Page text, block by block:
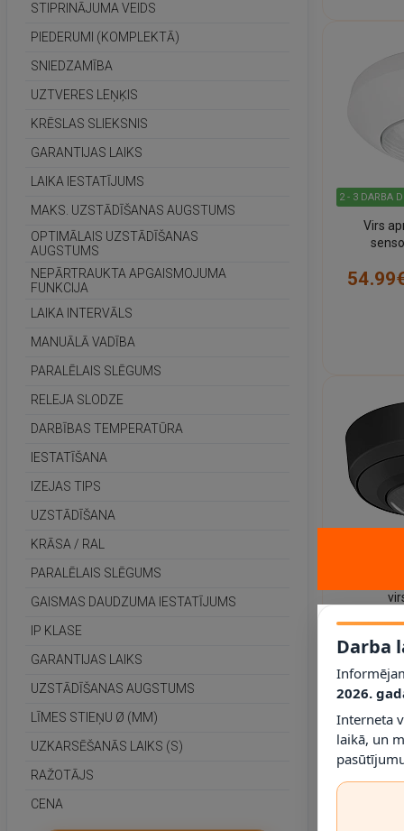
STIPRINĀJUMA VEIDS
PIEDERUMI (KOMPLEKTĀ)
SNIEDZAMĪBA
UZTVERES LEŅĶIS
KRĒSLAS SLIEKSNIS
GARANTIJAS LAIKS
LAIKA IESTATĪJUMS
MAKS. UZSTĀDĪŠANAS AUGSTUMS
OPTIMĀLAIS UZSTĀDĪŠANAS
AUGSTUMS
NEPĀRTRAUKTA APGAISMOJUMA
FUNKCIJA
LAIKA INTERVĀLS
MANUĀLĀ VADĪBA
PARALĒLAIS SLĒGUMS
RELEJA SLODZE
DARBĪBAS TEMPERATŪRA
IESTATĪŠANA
IZEJAS TIPS
UZSTĀDĪŠANA
KRĀSA / RAL
PARALĒLAIS SLĒGUMS
GAISMAS DAUDZUMA IESTATĪJUMS
IP KLASE
GARANTIJAS LAIKS
UZSTĀDĪŠANAS AUGSTUMS
LĪMES STIEŅU Ø (MM)
UZKARSĒŠANĀS LAIKS (S)
RAŽOTĀJS
CENA
2 - 3 DARBA
Virs
Darba
2026.
Interneta
laikā, un